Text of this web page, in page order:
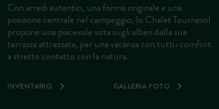
Con arredi autentici, una forma originale e una
posizione centrale nel campeggio, lo Chalet Tournesol
propone una piacevole vista sugli alberi dalla sua
terrazza attrezzata, per una vacanza con tutti i comfort
a stretto contatto con la natura.
INVENTARIO GALLERIA FOTO